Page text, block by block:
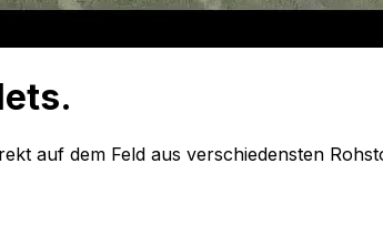
auf dem Feld aus verschiedensten